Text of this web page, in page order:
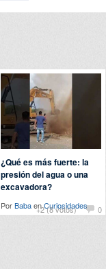
+2 (8 votos)
0
¿Qué es más fuerte: la
presión del agua o una
excavadora?
PorBabaenCuriosidades